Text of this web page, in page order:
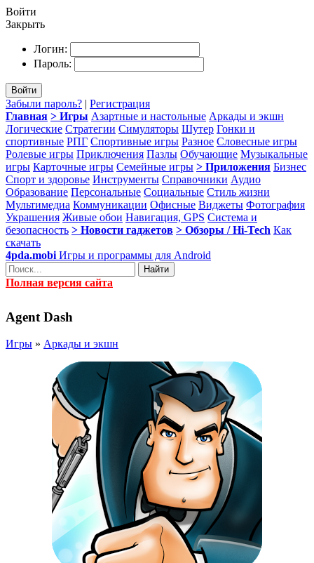
Войти
Закрыть
Логин:
Пароль:
Войти
Забыли пароль? | Регистрация
Главная > Игры Азартные и настольные Аркады и экшн
Логические Стратегии Симуляторы Шутер Гонки и
спортивные РПГ Спортивные игры Разное Словесные игры
Ролевые игры Приключения Пазлы Обучающие Музыкальные
игры Карточные игры Семейные игры > Приложения Бизнес
Спорт и здоровье Инструменты Справочники Аудио
Образование Персональные Социальные Стиль жизни
Мультимедиа Коммуникации Офисные Виджеты Фотография
Украшения Живые обои Навигация, GPS Система и
безопасность > Новости гаджетов > Обзоры / Hi-Tech Как
скачать
4pda.mobi Игры и программы для Android
Найти
Полная версия сайта
Agent Dash
Игры » Аркады и экшн